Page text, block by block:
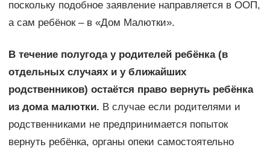
поскольку подобное заявление направляется в ООП,
а сам ребёнок – в «Дом Малютки».
В течение полугода у родителей ребёнка (в
отдельных случаях и у ближайших
родственников) остаётся право вернуть ребёнка
из дома малютки. В случае если родителями и
родственниками не предпринимается попыток
вернуть ребёнка, органы опеки самостоятельно